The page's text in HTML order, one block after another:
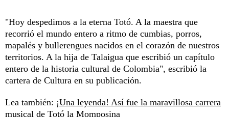
"Hoy despedimos a la eterna Totó. A la maestra que
recorrió el mundo entero a ritmo de cumbias, porros,
mapalés y bullerengues nacidos en el corazón de nuestros
territorios. A la hija de Talaigua que escribió un capítulo
entero de la historia cultural de Colombia", escribió la
cartera de Cultura en su publicación.
Lea también: ¡Una leyenda! Así fue la maravillosa carrera
musical de Totó la Momposina